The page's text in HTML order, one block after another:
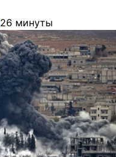
26 минуты